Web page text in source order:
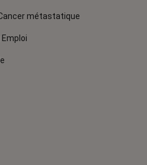
métastatique